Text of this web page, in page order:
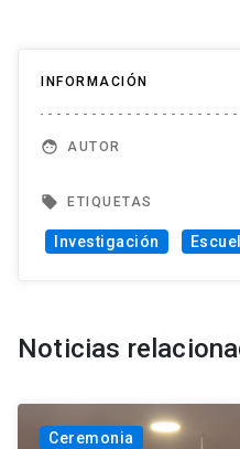
INFORMACIÓN
face AUTOR
local_offer ETIQUETAS
Investigación
Noticias
Ceremonia